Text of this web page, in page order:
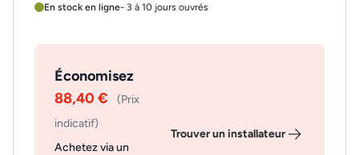
En stock en ligne- 3 à 10 jours ouvrés
Économisez
88,40 €
(Prix
indicatif)
Achetez via un
Trouver un installateur